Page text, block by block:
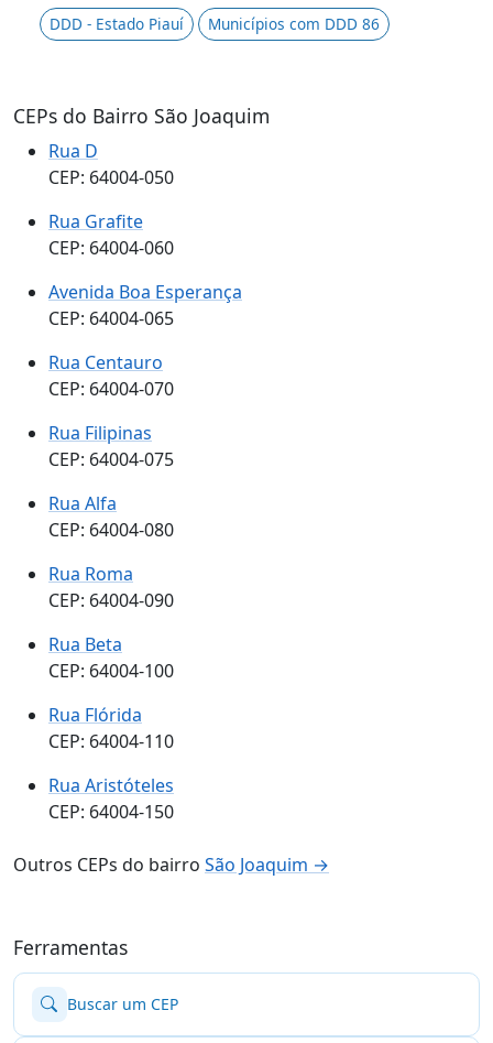
DDD - Estado Piauí
Municípios com DDD 86
CEPs do Bairro São Joaquim
Rua D
CEP: 64004-050
Rua Grafite
CEP: 64004-060
Avenida Boa Esperança
CEP: 64004-065
Rua Centauro
CEP: 64004-070
Rua Filipinas
CEP: 64004-075
Rua Alfa
CEP: 64004-080
Rua Roma
CEP: 64004-090
Rua Beta
CEP: 64004-100
Rua Flórida
CEP: 64004-110
Rua Aristóteles
CEP: 64004-150
Outros CEPs do bairro São Joaquim →
Ferramentas
Buscar um CEP